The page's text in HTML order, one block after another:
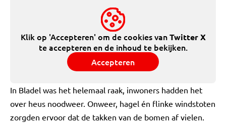
Klik op 'Accepteren' om de cookies vanTwitter X
te accepteren en de inhoud te bekijken.
Accepteren
In Bladel was het helemaal raak, inwoners hadden het
over heus noodweer. Onweer, hagel én flinke windstoten
zorgden ervoor dat de takken van de bomen af vielen.